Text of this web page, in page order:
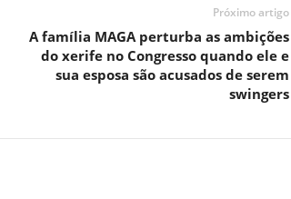
Próximo artigo
A família MAGA perturba as ambições
do xerife no Congresso quando ele e
sua esposa são acusados ​​​​de serem
swingers